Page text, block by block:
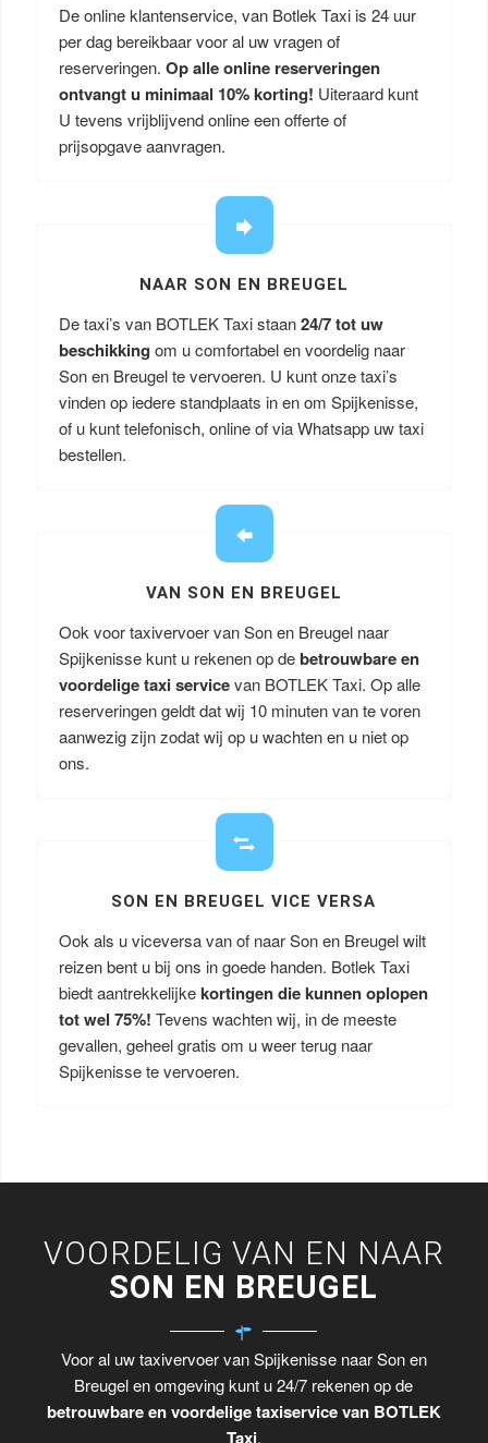
De online klantenservice, van Botlek Taxi is 24 uur
per dag bereikbaar voor al uw vragen of
reserveringen. Op alle online reserveringen
ontvangt u minimaal 10% korting! Uiteraard kunt
U tevens vrijblijvend online een offerte of
prijsopgave aanvragen.
NAAR SON EN BREUGEL
De taxi’s van BOTLEK Taxi staan24/7 tot uw
beschikking om u comfortabel en voordelig naar
Son en Breugel te vervoeren. U kunt onze taxi’s
vinden op iedere standplaats in en om Spijkenisse,
of u kunt telefonisch, online of via Whatsapp uw taxi
bestellen.
VAN SON EN BREUGEL
Ook voor taxivervoer van Son en Breugel naar
Spijkenisse kunt u rekenen op debetrouwbare en
voordelige taxi servicevan BOTLEK Taxi. Op alle
reserveringen geldt dat wij 10 minuten van te voren
aanwezig zijn zodat wij op u wachten en u niet op
ons.
SON EN BREUGEL VICE VERSA
Ook als u viceversa van of naar Son en Breugel wilt
reizen bent u bij ons in goede handen. Botlek Taxi
biedt aantrekkelijkekortingen die kunnen oplopen
tot wel 75%! Tevens wachten wij, in de meeste
gevallen, geheel gratis om u weer terug naar
Spijkenisse te vervoeren.
VOORDELIG VAN EN NAAR
SON EN BREUGEL
Voor al uw taxivervoer van Spijkenisse naar Son en
Breugel en omgeving kunt u 24/7 rekenen op de
betrouwbare en voordelige taxiservice van BOTLEK
Taxi.